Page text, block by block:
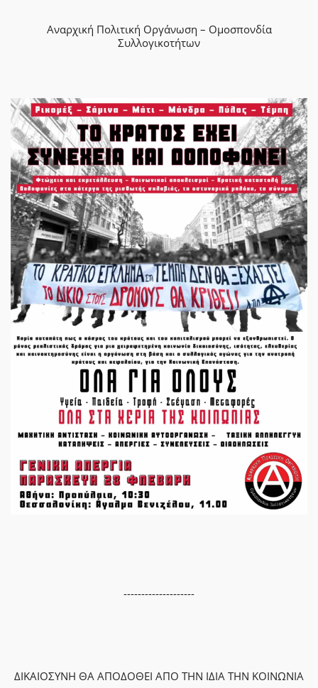
Αναρχική Πολιτική Οργάνωση – Ομοσπονδία
Συλλογικοτήτων
--------------------
ΔΙΚΑΙΟΣΥΝΗ ΘΑ ΑΠΟΔΟΘΕΙ ΑΠΟ ΤΗΝ ΙΔΙΑ ΤΗΝ ΚΟΙΝΩΝΙΑ